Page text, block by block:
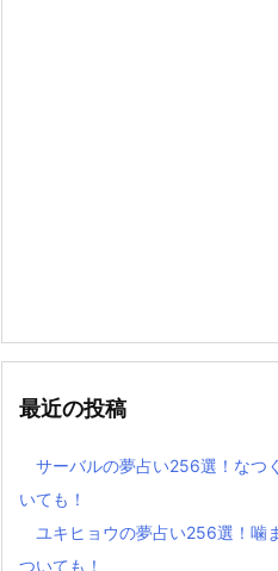
最近の投稿
サーバルの夢占い256選！なつ
いても！
ユキヒョウの夢占い256選！噛
ついても！